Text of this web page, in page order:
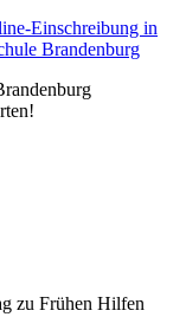
zu Frühen Hilfen